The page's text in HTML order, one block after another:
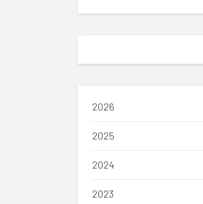
2026
2025
2024
2023